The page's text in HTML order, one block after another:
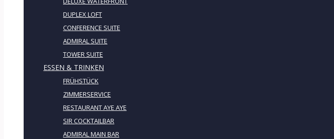
DUPLEX LOFT
CONFERENCE SUITE
ADMIRAL SUITE
TOWER SUITE
ESSEN & TRINKEN
FRÜHSTÜCK
ZIMMERSERVICE
RESTAURANT AYE AYE
SIR COCKTAILBAR
ADMIRAL MAIN BAR